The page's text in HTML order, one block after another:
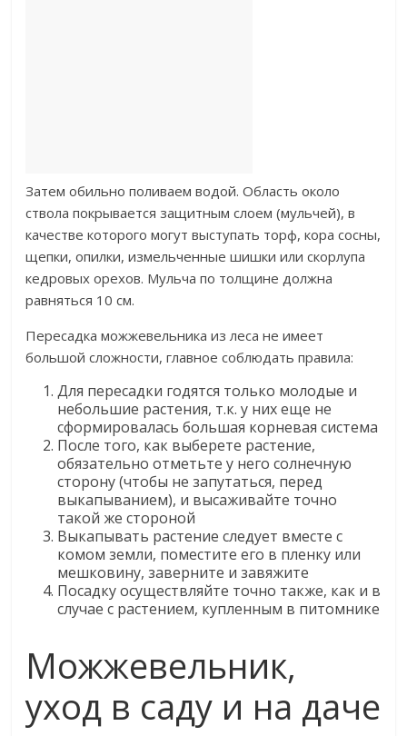
Затем обильно поливаем водой. Область около
ствола покрывается защитным слоем (мульчей), в
качестве которого могут выступать торф, кора сосны,
щепки, опилки, измельченные шишки или скорлупа
кедровых орехов. Мульча по толщине должна
равняться 10 см.
Пересадка можжевельника из леса не имеет
большой сложности, главное соблюдать правила:
Для пересадки годятся только молодые и
небольшие растения, т.к. у них еще не
сформировалась большая корневая система
После того, как выберете растение,
обязательно отметьте у него солнечную
сторону (чтобы не запутаться, перед
выкапыванием), и высаживайте точно
такой же стороной
Выкапывать растение следует вместе с
комом земли, поместите его в пленку или
мешковину, заверните и завяжите
Посадку осуществляйте точно также, как и в
случае с растением, купленным в питомнике
Можжевельник,
уход в саду и на даче